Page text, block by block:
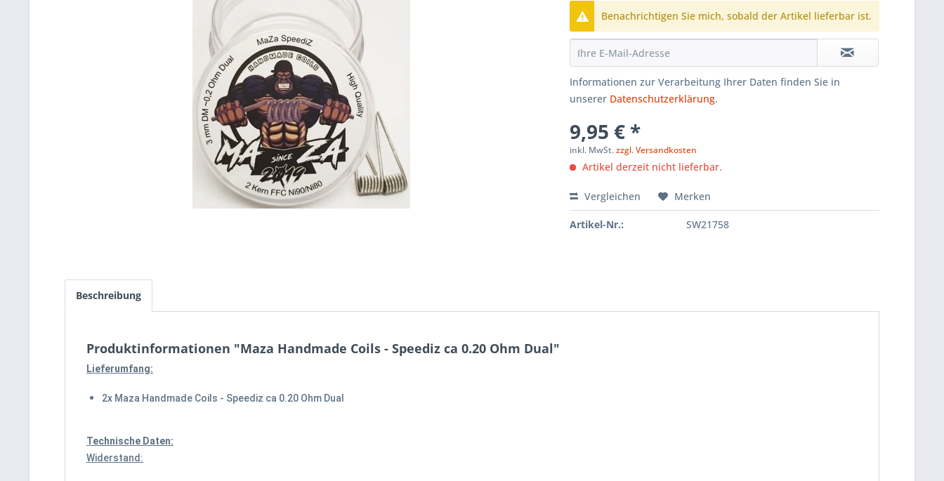
Benachrichtigen Sie mich, sobald der Artikel lieferbar ist.
Informationen zur Verarbeitung Ihrer Daten finden Sie in
unserer Datenschutzerklärung.
9,95 € *
inkl. MwSt.zzgl. Versandkosten
Artikel derzeit nicht lieferbar.
Vergleichen Merken
Artikel-Nr.: SW21758
Beschreibung
Produktinformationen "Maza Handmade Coils - Speediz ca 0.20 Ohm Dual"
Lieferumfang:
2x Maza Handmade Coils - Speediz ca 0.20 Ohm Dual
Technische Daten:
Widerstand: